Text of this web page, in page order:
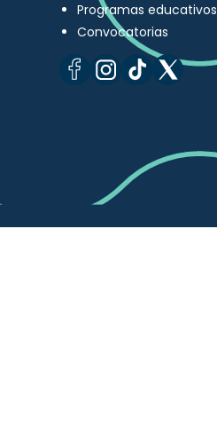
Programas educativos
Convocatorias